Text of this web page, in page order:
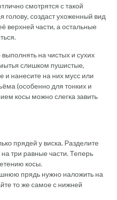
смотрятся с такой
создаст ухоженный вид
верхней части, а остальные
на чистых и сухих
слишком пушистые,
и нанесите на них мусс или
(особенно для тонких и
косы можно слегка завить
прядей у виска. Разделите
три равные части. Теперь
косы.
прядь нужно наложить на
то же самое с нижней